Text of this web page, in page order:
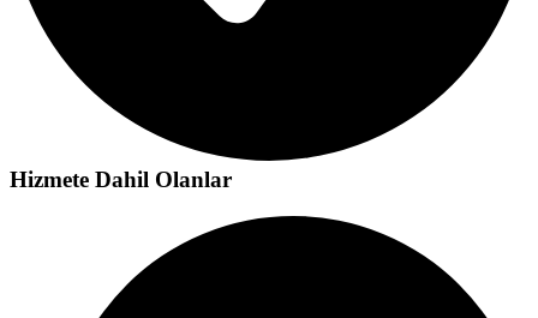
Hizmete Dahil Olanlar